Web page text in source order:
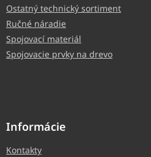
Ostatný technický sortiment
Ručné náradie
Spojovací materiál
Spojovacie prvky na drevo
Informácie
Kontakty